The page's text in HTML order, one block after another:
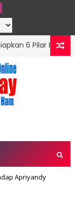
6 Pilar Program
Apriyandy